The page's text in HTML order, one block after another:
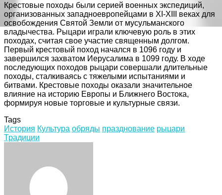
Крестовые походы были серией военных экспедиций,
организованных западноевропейцами в XI-XIII веках для
освобождения Святой Земли от мусульманского
владычества. Рыцари играли ключевую роль в этих
походах, считая свое участие священным долгом.
Первый крестовый поход начался в 1096 году и
завершился захватом Иерусалима в 1099 году. В ходе
последующих походов рыцари совершали длительные
походы, сталкиваясь с тяжелыми испытаниями и
битвами. Крестовые походы оказали значительное
влияние на историю Европы и Ближнего Востока,
формируя новые торговые и культурные связи.
Tags
История Культура обряды празднование рыцари
Традиции